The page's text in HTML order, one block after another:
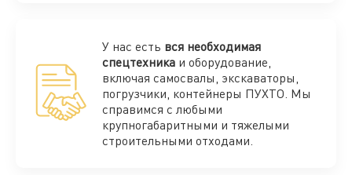
У нас есть вся необходимая
спецтехника и оборудование,
включая самосвалы, экскаваторы,
погрузчики, контейнеры ПУХТО. Мы
справимся с любыми
крупногабаритными и тяжелыми
строительными отходами.